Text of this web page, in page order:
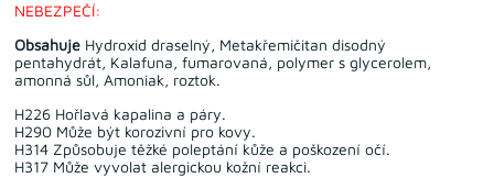
NEBEZPEČÍ:
Obsahuje Hydroxid draselný, Metakřemičitan disodný
pentahydrát, Kalafuna, fumarovaná, polymer s glycerolem,
amonná sůl, Amoniak, roztok.
H226 Hořlavá kapalina a páry.
H290 Může být korozivní pro kovy.
H314 Způsobuje těžké poleptání kůže a poškození očí.
H317 Může vyvolat alergickou kožní reakci.